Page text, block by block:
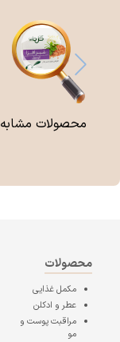
محصولات مشابه
محصولات
مکمل غذایی
عطر و ادکلن
مراقبت پوست و
مو